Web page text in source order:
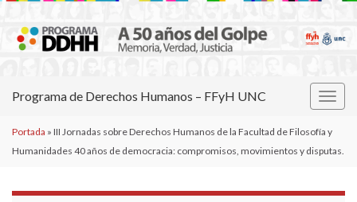
Programa de Derechos Humanos – FFyH UNC
Portada » III Jornadas sobre Derechos Humanos de la Facultad de Filosofía y
Humanidades 40 años de democracia: compromisos, movimientos y disputas.